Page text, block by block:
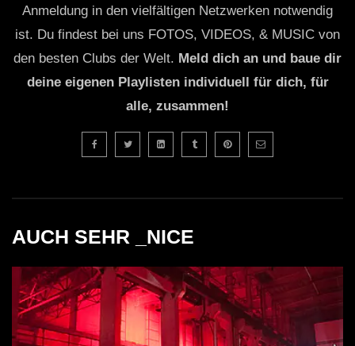
Anmeldung in den vielfältigen Netzwerken notwendig
ist. Du findest bei uns FOTOS, VIDEOS, & MUSIC von
den besten Clubs der Welt. Meld dich an und baue dir
deine eigenen Playlisten individuell für dich, für
alle, zusammen!
AUCH SEHR _NICE